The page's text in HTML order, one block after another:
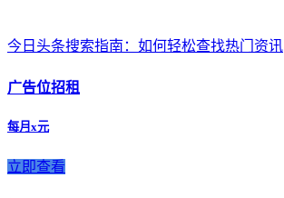
今日头条搜索指南：如何轻松查找热门资讯
广告位招租
每月x元
立即查看